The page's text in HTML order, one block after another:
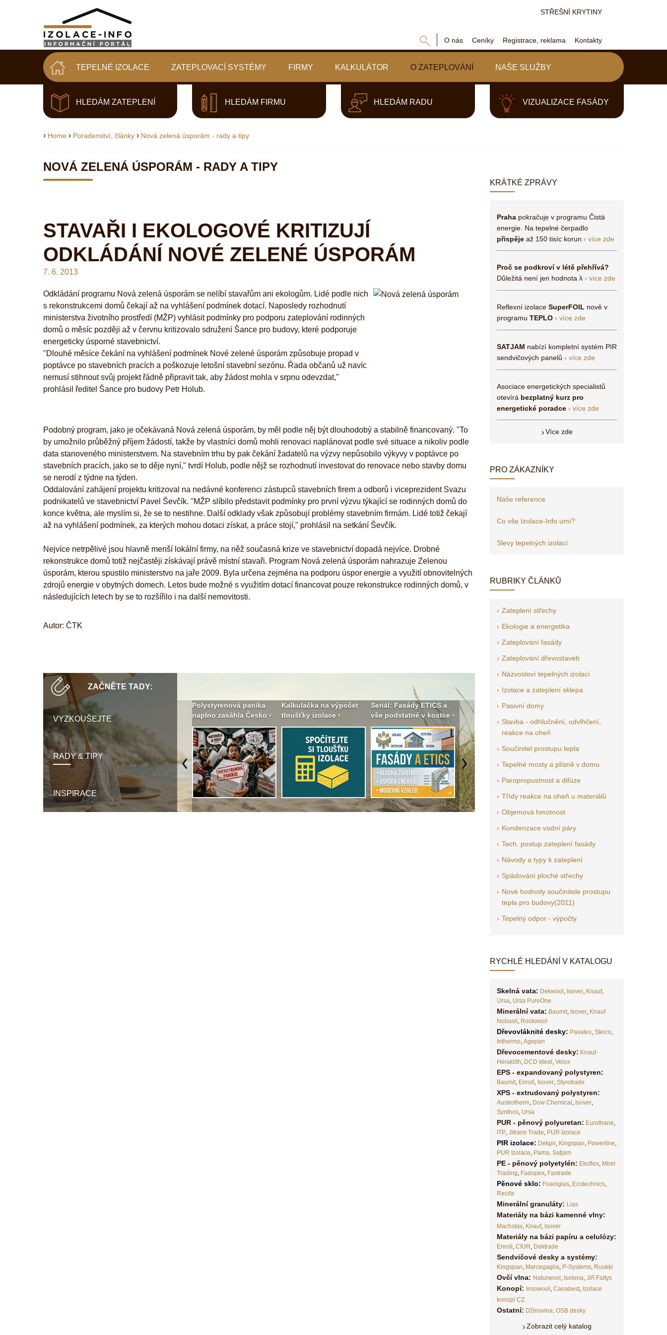
STŘEŠNÍ KRYTINY
O nás Ceníky Registrace, reklama Kontakty
TEPELNÉ IZOLACE ZATEPLOVACÍ SYSTÉMY FIRMY KALKULÁTOR O ZATEPLOVÁNÍ NAŠE SLUŽBY
HLEDÁM ZATEPLENÍ HLEDÁM FIRMU HLEDÁM RADU VIZUALIZACE FASÁDY
› Home › Poradenství, články › Nová zelená úsporám - rady a tipy
NOVÁ ZELENÁ ÚSPORÁM - RADY A TIPY
STAVAŘI I EKOLOGOVÉ KRITIZUJÍ
ODKLÁDÁNÍ NOVÉ ZELENÉ ÚSPORÁM
7. 6. 2013
Odkládání programu Nová zelená úsporám se nelíbí stavařům ani ekologům. Lidé podle nich
s rekonstrukcemi domů čekají až na vyhlášení podmínek dotací. Naposledy rozhodnutí
ministerstva životního prostředí (MŽP) vyhlásit podmínky pro podporu zateplování rodinných
domů o měsíc později až v červnu kritizovalo sdružení Šance pro budovy, které podporuje
energeticky úsporné stavebnictví.
"Dlouhé měsíce čekání na vyhlášení podmínek Nové zelené úsporám způsobuje propad v
poptávce po stavebních pracích a poškozuje letošní stavební sezónu. Řada občanů už navíc
nemusí stihnout svůj projekt řádně připravit tak, aby žádost mohla v srpnu odevzdat,"
prohlásil ředitel Šance pro budovy Petr Holub.
Podobný program, jako je očekávaná Nová zelená úsporám, by měl podle něj být dlouhodobý a stabilně financovaný. "To
by umožnilo průběžný příjem žádostí, takže by vlastníci domů mohli renovaci naplánovat podle své situace a nikoliv podle
data stanoveného ministerstvem. Na stavebním trhu by pak čekání žadatelů na výzvy nepůsobilo výkyvy v poptávce po
stavebních pracích, jako se to děje nyní," tvrdí Holub, podle nějž se rozhodnutí investovat do renovace nebo stavby domu
se nerodí z týdne na týden.
Oddalování zahájení projektu kritizoval na nedávné konferenci zástupců stavebních firem a odborů i viceprezident Svazu
podnikatelů ve stavebnictví Pavel Ševčík. "MŽP slíbilo představit podmínky pro první výzvu týkající se rodinných domů do
konce května, ale myslím si, že se to nestihne. Další odklady však způsobují problémy stavebním firmám. Lidé totiž čekají
až na vyhlášení podmínek, za kterých mohou dotaci získat, a práce stojí," prohlásil na setkání Ševčík.
Nejvíce netrpělivé jsou hlavně menší lokální firmy, na něž současná krize ve stavebnictví dopadá nejvíce. Drobné
rekonstrukce domů totiž nejčastěji získávají právě místní stavaři. Program Nová zelená úsporám nahrazuje Zelenou
úsporám, kterou spustilo ministerstvo na jaře 2009. Byla určena zejména na podporu úspor energie a využití obnovitelných
zdrojů energie v obytných domech. Letos bude možné s využitím dotací financovat pouze rekonstrukce rodinných domů, v
následujících letech by se to rozšířilo i na další nemovitosti.
Autor: ČTK
ZAČNĚTE TADY:
VYZKOUŠEJTE
RADY & TIPY
INSPIRACE
Není polystyren? My ho
seženeme! ›
podkroví a vše o něm ›
Polystyrenová panika
naplno zasáhla Česko ›
Kalkulačka na výpočet
tloušťky izolace ›
Seriál: Fasády ETICS a
vše podstatné v kostce ›
Vyberte si izolaci a pak ji
tady klidně poptejte ›
Previous Next
KRÁTKÉ ZPRÁVY
Praha pokračuje v programu Čistá
energie. Na tepelné čerpadlo
přispěje až 150 tisíc korun › více zde
Proč se podkroví v létě přehřívá?
Důležitá není jen hodnota λ › více zde
Reflexní izolace SuperFOIL nově v
programu TEPLO › více zde
SATJAM nabízí kompletní systém PIR
sendvičových panelů › více zde
Asociace energetických specialistů
otevírá bezplatný kurz pro
energetické poradce › více zde
Více zde
PRO ZÁKAZNÍKY
Naše reference
Co vše Izolace-Info umí?
Slevy tepelných izolací
RUBRIKY ČLÁNKŮ
Zateplení střechy
Ekologie a energetika
Zateplování fasády
Zateplování dřevostaveb
Názvosloví tepelných izolací
Izolace a zateplení sklepa
Pasivní domy
Stavba - odhlučnění, odvlhčení,
reakce na oheň
Součinitel prostupu tepla
Tepelné mosty a plísně v domu
Paropropustnost a difúze
Třídy reakce na oheň u materiálů
Objemová hmotnost
Kondenzace vodní páry
Tech. postup zateplení fasády
Návody a typy k zateplení
Spádování ploché střechy
Nové hodnoty součinitele prostupu
tepla pro budovy(2011)
Tepelný odpor - výpočty
RYCHLÉ HLEDÁNÍ V KATALOGU
Skelná vata: Dekwool , Isover, Knauf,
Ursa, Ursa PureOne
Minerální vata: Baumit, Isover, Knauf
Nobasil , Rockwool
Dřevovláknité desky: Pavatex, Steico,
Inthermo, Agepan
Dřevocementové desky: Knauf-
Heraklith, DCD Ideal , Velox
EPS - expandovaný polystyren:
Baumit, Enroll , Isover, Styrotrade
XPS - extrudovaný polystyren:
Austrotherm, Dow Chemical , Isover,
Synthos, Ursa
PUR - pěnový polyuretan: Eurothane,
ITP, Jitrans Trade, PUR Izolace
PIR izolace: Dekpir, Kingspan, Powerline,
PUR Izolace, Pama, Satjam
PE - pěnový polyetylén: Ekoflex, Mirel
Trading, Fadopex, Fastrade
Pěnové sklo: Foamglas, Ecotechnics,
Recifa
Minerální granuláty: Lias
Materiály na bázi kamenné vlny:
Machstav, Knauf, Isover
Materiály na bázi papíru a celulózy:
Enroll , CIUR, Dektrade
Sendvičové desky a systémy:
Kingspan, Marcegaglia, P-Systems, Ruukki
Ovčí vlna: Naturwool , Isolena, Jiří Faltys
Konopí: Insowool , Canabest, Izolace
konopí CZ
Ostatní: Džínovina, OSB desky
Zobrazit celý katalog